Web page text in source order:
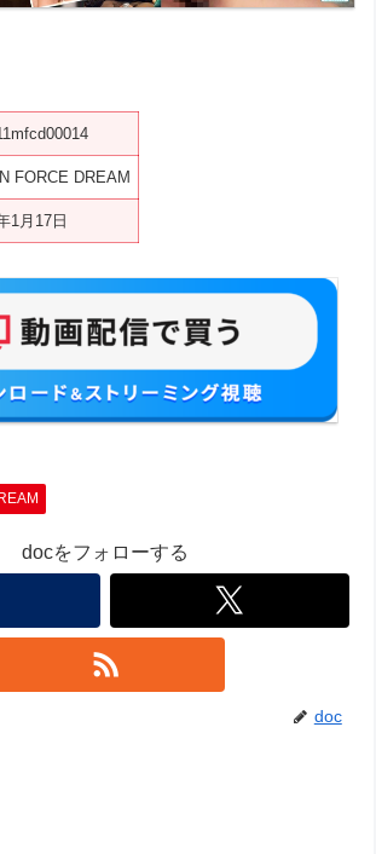
FORCE DREAM
1月17日
docをフォローする
doc